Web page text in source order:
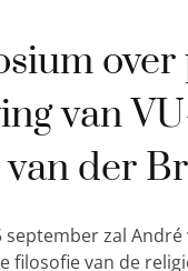
van
der
september zal
filosofie van de